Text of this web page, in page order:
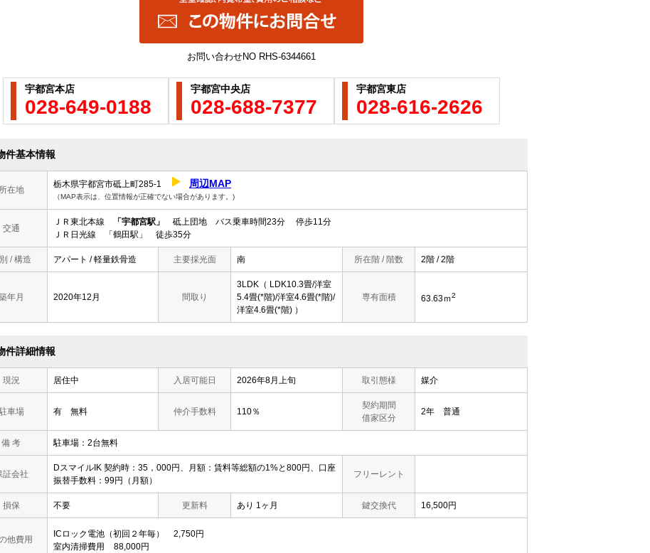
お問い合わせNO RHS-6344661
宇都宮本店
028-649-0188
宇都宮中央店
028-688-7377
宇都宮東店
028-616-2626
件基本情報
所在地
栃木県宇都宮市砥上町285-1 周辺MAP
（MAP表示は、位置情報が正確でない場合があります。)
交通
ＪＲ東北本線 「宇都宮駅」
砥上団地 バス乗車時間23分 停歩11分
ＪＲ日光線 「鶴田駅」 徒歩35分
/ 構造 アパート / 軽量鉄骨造 主要採光面 南 所在階 / 階数 2階 / 2階
年月 2020年12月 間取り
3LDK（ LDK10.3畳/洋室
5.4畳(*階)/洋室4.6畳(*階)/
洋室4.6畳(*階) ）
専有面積 63.63ｍ2
件詳細情報
現況 居住中 入居可能日 2026年8月上旬 取引態様 媒介
車場 有 無料 仲介手数料 110％
契約期間
借家区分
2年 普通
備 考 駐車場：2台無料
証会社
DスマイルIK 契約時：35，000円、月額：賃料等総額の1%と800円、口座
振替手数料：99円（月額）
フリーレント
損保 不要 更新料 あり 1ヶ月 鍵交換代 16,500円
他費用
ICロック電池（初回２年毎）
2,750円
室内清掃費用
88,000円